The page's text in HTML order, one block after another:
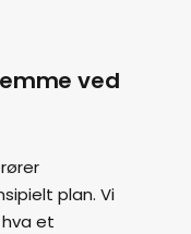
ved
plan. Vi
et